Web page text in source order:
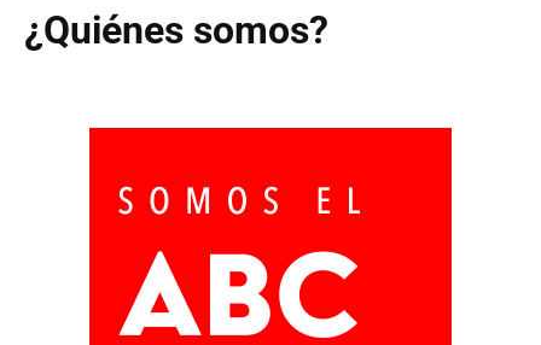
¿Quiénes somos?